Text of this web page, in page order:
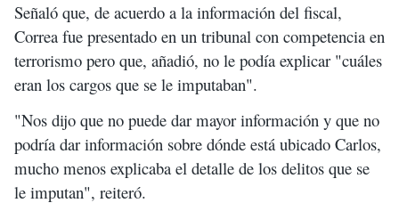
Señaló que, de acuerdo a la información del fiscal,
Correa fue presentado en un tribunal con competencia en
terrorismo pero que, añadió, no le podía explicar "cuáles
eran los cargos que se le imputaban".
"Nos dijo que no puede dar mayor información y que no
podría dar información sobre dónde está ubicado Carlos,
mucho menos explicaba el detalle de los delitos que se
le imputan", reiteró.